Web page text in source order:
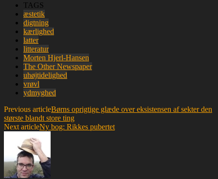
TAGS
æstetik
digtning
kærlighed
latter
litteratur
Morten Hjerl-Hansen
The Other Newspaper
uhøjtidelighed
vrøvl
ydmyghed
Previous articleBørns oprigtige glæde over eksistensen af sekter den
største blandt store ting
Next articleNy bog: Rikkes pubertet